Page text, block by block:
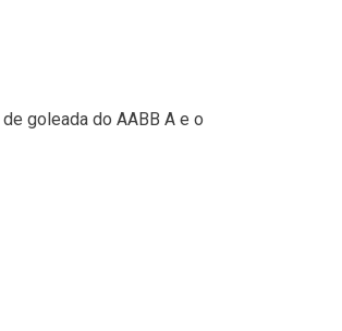
goleada do AABB A e o